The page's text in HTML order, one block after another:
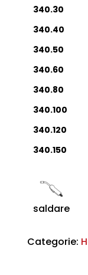
340.30
340.40
340.50
340.60
340.80
340.100
340.120
340.150
saldare
Categorie: